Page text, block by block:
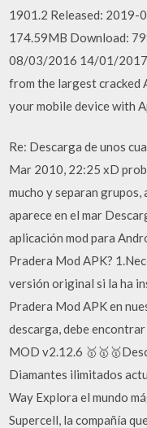
1901.2 Released: 2019-
174.59MB Download:
08/03/2016 14/01/2017
from the largest cracked
your mobile device with
Re: Descarga de unos
Mar 2010, 22:25 xD
mucho y separan grupos,
aparece en el mar
aplicación mod para
Pradera Mod APK?
versión original si la ha
Pradera Mod APK en
descarga, debe
MOD v2.12.6
Diamantes ilimitados
Way Explora el mundo
Supercell, la compañía